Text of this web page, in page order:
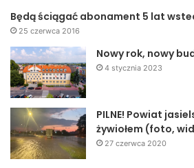
Będą ściągać abonament 5 lat
25 czerwca 2016
Nowy rok, nowy
4 stycznia 2023
PILNE! Powiat
żywiołem (foto,
27 czerwca 2020